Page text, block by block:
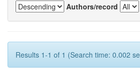
Authors/record
Results 1-1 of 1 (Search time: 0.002